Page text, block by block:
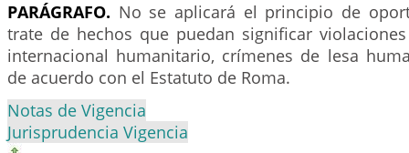
PARÁGRAFO. No se aplicará el principio de
trate de hechos que puedan significar
internacional humanitario, crímenes de lesa
de acuerdo con el Estatuto de Roma.
Notas de Vigencia
Jurisprudencia Vigencia